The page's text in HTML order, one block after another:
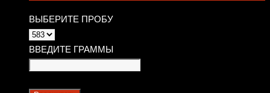
ВЫБЕРИТЕ ПРОБУ
ВВЕДИТЕ ГРАММЫ